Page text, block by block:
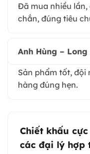
Đã mua nhiều lần,
chắn, đúng tiêu
Anh Hùng – Long
Sản phẩm tốt, đội
hàng đúng hẹn.
Chiết khấu
các đại lý hợp